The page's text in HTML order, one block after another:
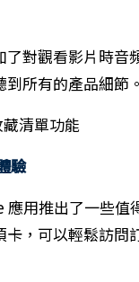
對觀看影片時音
所有的產品細節。
驗
用推出了一些值
，可以輕鬆訪問